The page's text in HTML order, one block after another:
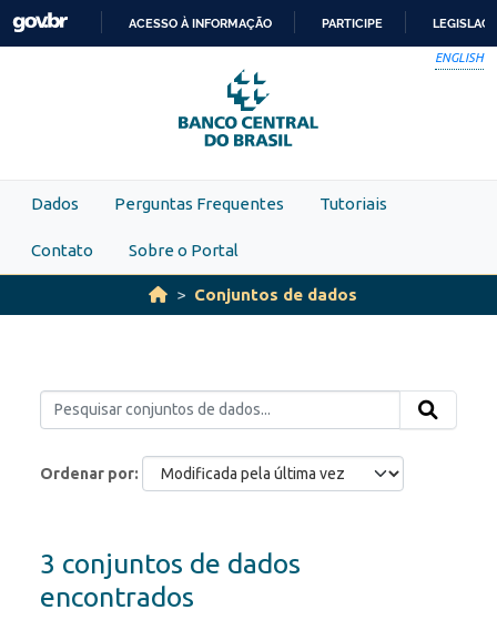
Skip to main content
PARA
O
CONTEÚDO
ACESSO À INFORMAÇÃO PARTICIPE
ENGLISH
Dados Perguntas Frequentes Tutoriais
Contato Sobre o Portal
Conjuntos de dados
Ordenar por
3 conjuntos de dados
encontrados